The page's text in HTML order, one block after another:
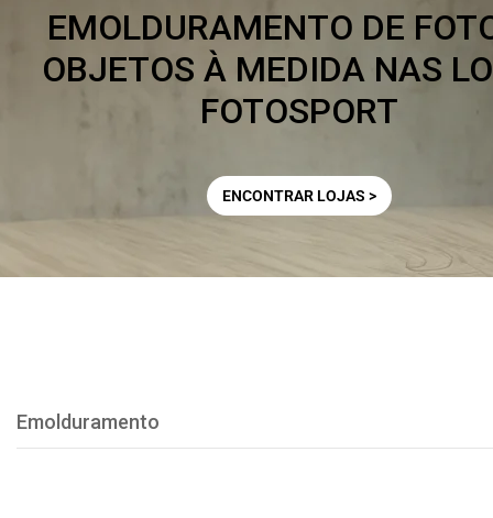
EMOLDURAMENTO DE
OBJETOS À MEDIDA NAS
FOTOSPORT
ENCONTRAR LOJAS >
Emolduramento